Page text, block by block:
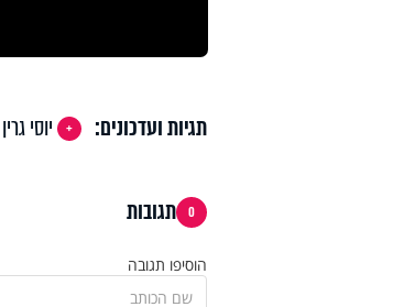
תגיות ועדכונים: יוסי גרין
0 תגובות
הוסיפו תגובה